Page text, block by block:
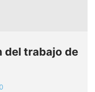
del trabajo de
0